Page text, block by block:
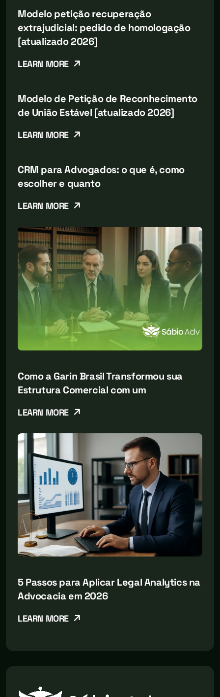
Modelo petição recuperação
extrajudicial: pedido de homologação
[atualizado 2026]
LEARN MORE
Modelo de Petição de Reconhecimento
de União Estável [atualizado 2026]
LEARN MORE
CRM para Advogados: o que é, como
escolher e quanto
LEARN MORE
Como a Garin Brasil Transformou sua
Estrutura Comercial com um
LEARN MORE
5 Passos para Aplicar Legal Analytics na
Advocacia em 2026
LEARN MORE